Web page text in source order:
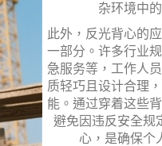
杂环境中
此外，反光背心的
一部分。许多行业
急服务等，工作人
质轻巧且设计合理
能。通过穿着这些
避免因违反安全规
心，是确保个